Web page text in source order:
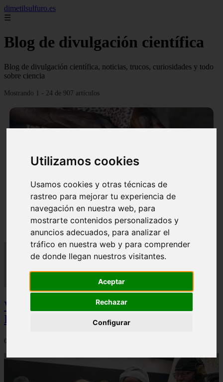
Utilizamos cookies
Usamos cookies y otras técnicas de
rastreo para mejorar tu experiencia de
navegación en nuestra web, para
mostrarte contenidos personalizados y
anuncios adecuados, para analizar el
tráfico en nuestra web y para comprender
de donde llegan nuestros visitantes.
Aceptar
Rechazar
Configurar
dimetilsulfuro.es
☰
Blog de divulgación científica
Blog de divulgación científica, noticias, trucos, curiosidades y todo
sobre ciencia
Mostrando 1 - 24 de 907 artículos
En África harán lo que parecía imposible: Utilizarán
moléculas de agua para cocinar sus alimentos
Video Advertencias desde la cúspide de la
IA: Hinton y el posible colapso social
06/03/2026